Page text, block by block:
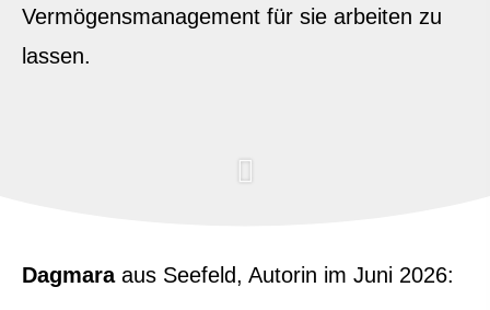
Vermögensmanagement für sie arbeiten zu
lassen.
Dagmaraaus Seefeld, Autorin im Juni 2026: